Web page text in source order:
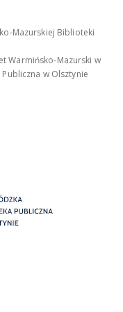
Mazurskiej Biblioteki
Warmińsko-Mazurski w
w Olsztynie